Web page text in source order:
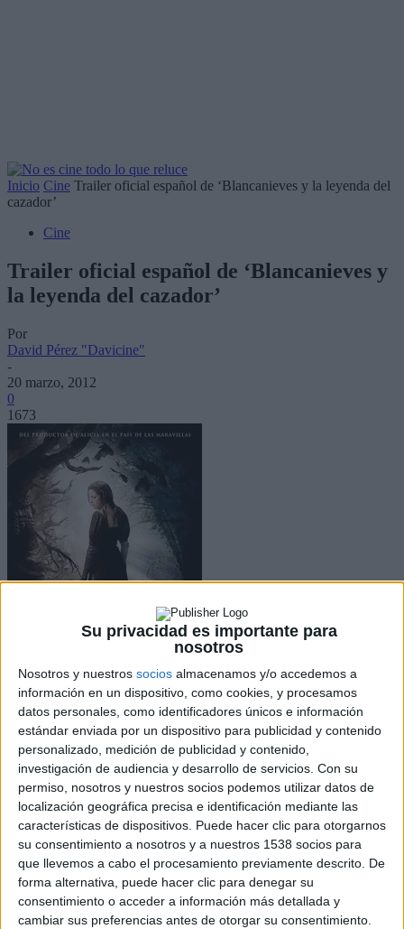
Su privacidad es importante para
nosotros
Nosotros y nuestros socios almacenamos y/o accedemos a
información en un dispositivo, como cookies, y procesamos
datos personales, como identificadores únicos e información
estándar enviada por un dispositivo para publicidad y contenido
personalizado, medición de publicidad y contenido,
investigación de audiencia y desarrollo de servicios. Con su
permiso, nosotros y nuestros socios podemos utilizar datos de
localización geográfica precisa e identificación mediante las
características de dispositivos. Puede hacer clic para otorgarnos
su consentimiento a nosotros y a nuestros 1538 socios para
que llevemos a cabo el procesamiento previamente descrito. De
forma alternativa, puede hacer clic para denegar su
consentimiento o acceder a información más detallada y
cambiar sus preferencias antes de otorgar su consentimiento.
Inicio Cine Trailer oficial español de ‘Blancanieves y la leyenda del
cazador’
Cine
Trailer oficial español de ‘Blancanieves y
la leyenda del cazador’
Por
David Pérez "Davicine"
-
20 marzo, 2012
0
1673
Facebook
Pinterest
WhatsApp
Blancanieves y la leyenda del cazadorllegará a España, de la mano
deUniversal Pictures, el 1 de junio, y acaba de ver la luz un nuevo
trailer en alta defición y en español.
Blancanieves y la leyenda del cazadorcuenta en su reparto con
Kristen Stewartcomo Blancanieves,Sam Claflincomo el Príncipe
encandilado por la belleza de la joven,Chris Hemsworth
cazador y Charlize Theroncomo la Reina.